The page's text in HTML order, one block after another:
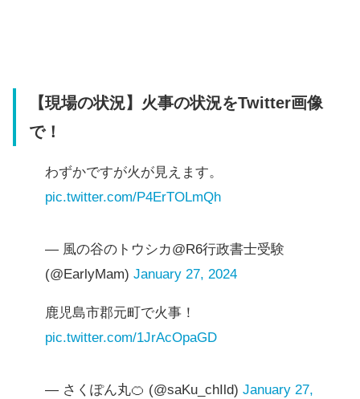
【現場の状況】火事の状況をTwitter画像
で！
わずかですが火が見えます。
pic.twitter.com/P4ErTOLmQh
— 風の谷のトウシカ@R6行政書士受験
(@EarlyMam) January 27, 2024
鹿児島市郡元町で火事！
pic.twitter.com/1JrAcOpaGD
— さくぽん丸🍊 (@saKu_chIld) January 27,